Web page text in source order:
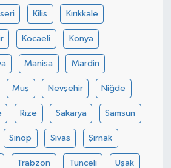
Kilis Kırıkkale
Kocaeli Konya
Manisa Mardin
Muş Nevşehir Niğde
Rize Sakarya Samsun
Sinop Sivas Şırnak
Trabzon Tunceli Uşak